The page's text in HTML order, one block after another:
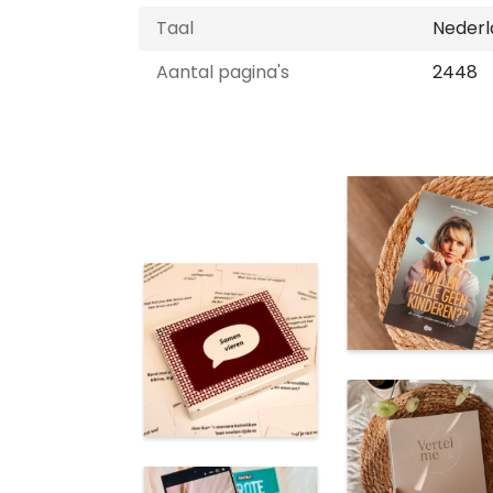
Taal
Aantal pagina's
2448